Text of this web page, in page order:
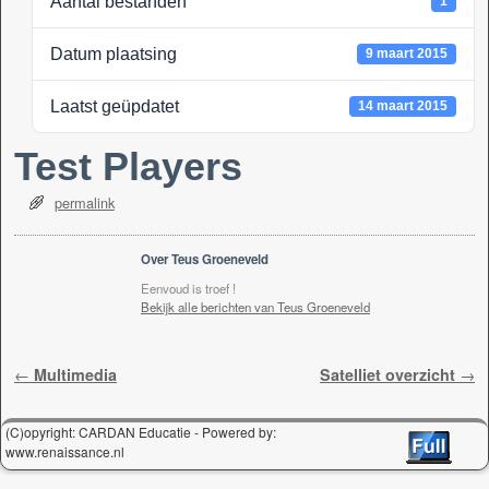
k
Datum plaatsing 9 maart 2015
Laatst geüpdatet 14 maart 2015
Test Players
permalink
Over Teus Groeneveld
Eenvoud is troef !
Bekijk alle berichten van Teus Groeneveld
Berichtnavigatie
← Multimedia Satelliet overzicht →
(C)opyright: CARDAN Educatie - Powered by:
www.renaissance.nl